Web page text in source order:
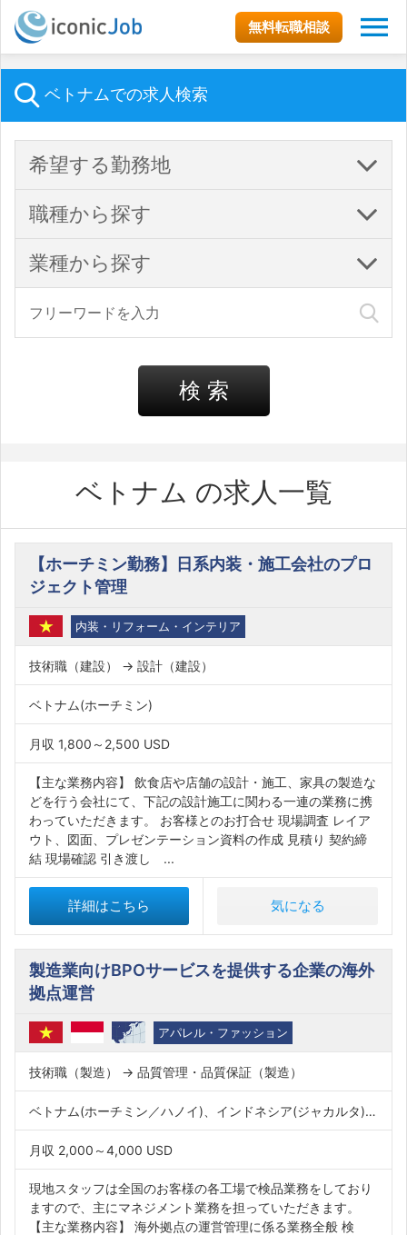
無料転職相談
ベトナムでの求人検索
希望する勤務地
職種から探す
業種から探す
検 索
ベトナム の求人一覧
【ホーチミン勤務】日系内装・施工会社のプロ
ジェクト管理
内装・リフォーム・インテリア
技術職（建設） → 設計（建設）
ベトナム(ホーチミン)
月収 1,800～2,500 USD
【主な業務内容】 飲食店や店舗の設計・施工、家具の製造な
どを行う会社にて、下記の設計施工に関わる一連の業務に携
わっていただきます。 お客様とのお打合せ 現場調査 レイア
ウト、図面、プレゼンテーション資料の作成 見積り 契約締
結 現場確認 引き渡し ...
詳細はこちら 気になる
製造業向けBPOサービスを提供する企業の海外
拠点運営
アパレル・ファッション
技術職（製造） → 品質管理・品質保証（製造）
ベトナム(ホーチミン／ハノイ)、インドネシア(ジャカルタ)、インド、バングラデシュ
月収 2,000～4,000 USD
現地スタッフは全国のお客様の各工場で検品業務をしており
ますので、主にマネジメント業務を担っていただきます。
【主な業務内容】 海外拠点の運営管理に係る業務全般 検